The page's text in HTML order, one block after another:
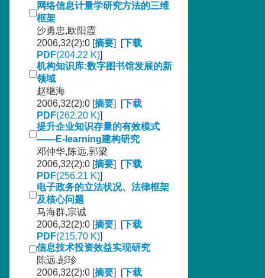
网络信息计量学研究方法的三维
框架
沙勇忠,欧阳霞
2006,32(2):0 [摘要] [下载
PDF(204.22 K)]
机构知识库:数字图书馆发展的新
领域
赵继海
2006,32(2):0 [摘要] [下载
PDF(262.20 K)]
提升企业知识存量的有效模式
——E-learning建构研究
邓仲华,陈远,郭梁
2006,32(2):0 [摘要] [下载
PDF(256.21 K)]
电子政务的立法状况、法律框架
及核心问题
马海群,宗诚
2006,32(2):0 [摘要] [下载
PDF(215.70 K)]
信息技术投资效益实现研究
陈远,彭珍
2006,32(2):0 [摘要] [下载